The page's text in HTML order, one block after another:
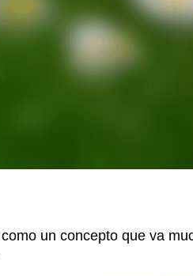
un concepto que va